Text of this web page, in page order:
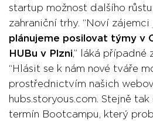
startup možnost dalšího růstu
zahraniční trhy. “Noví zájemci
plánujeme posilovat týmy v
HUBu v Plzni,” láká případné
“Hlásit se k nám nové tváře
prostřednictvím našich
hubs.storyous.com. Stejně
termín Bootcampu, který